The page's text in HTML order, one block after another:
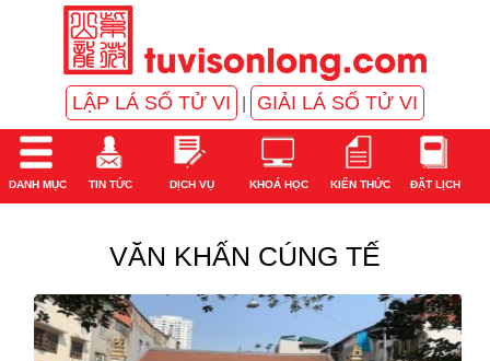
LẬP LÁ SỐ TỬ VI GIẢI LÁ SỐ TỬ VI
DANH MỤC TIN TỨC DỊCH VỤ KHOÁ HỌC KIẾN THỨC ĐẶT LỊCH
VĂN KHẤN CÚNG TẾ